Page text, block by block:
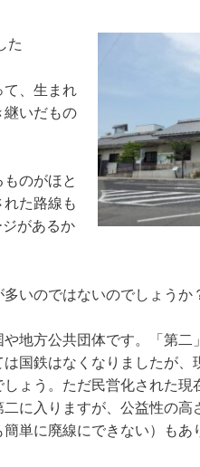
た
て、生まれ
継いだもの
のがほと
た路線も
があるか
いのではないのでしょうか
地方公共団体です。「第
国鉄はなくなりましたが、
ょう。ただ民営化された現
に入りますが、公益性の高
単に廃線にできない）もあ